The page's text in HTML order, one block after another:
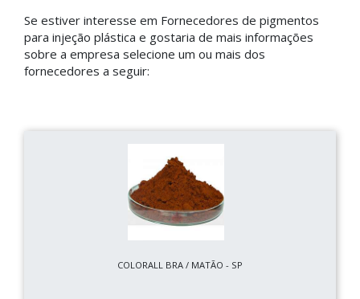
Se estiver interesse em Fornecedores de pigmentos
para injeção plástica e gostaria de mais informações
sobre a empresa selecione um ou mais dos
fornecedores a seguir:
COLORALL BRA / MATÃO - SP